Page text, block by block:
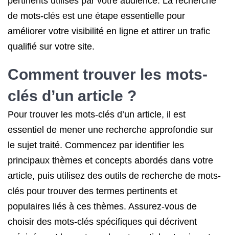
de mots-clés est une étape essentielle pour
améliorer votre visibilité en ligne et attirer un trafic
qualifié sur votre site.
Comment trouver les mots-
clés d’un article ?
Pour trouver les mots-clés d’un article, il est
essentiel de mener une recherche approfondie sur
le sujet traité. Commencez par identifier les
principaux thèmes et concepts abordés dans votre
article, puis utilisez des outils de recherche de mots-
clés pour trouver des termes pertinents et
populaires liés à ces thèmes. Assurez-vous de
choisir des mots-clés spécifiques qui décrivent